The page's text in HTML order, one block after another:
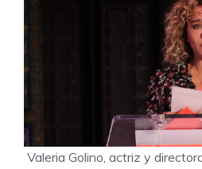
Valeria Golino, actriz y